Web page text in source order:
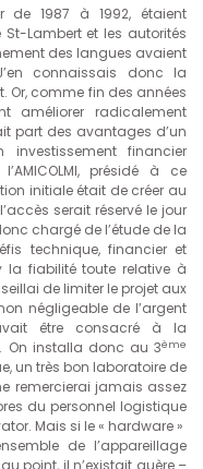
de 1987 à 1992, étaient
Lambert et les autorités
des langues avaient
connaissais donc la
Or, comme fin des années
améliorer radicalement
part des avantages d’un
financier
présidé à ce
initiale était de créer au
serait réservé le jour
chargé de l’étude de la
technique, financier et
la fiabilité toute relative à
de limiter le projet aux
négligeable de l’argent
être consacré à la
On installa donc au 3ème
un très bon laboratoire de
remercierai jamais assez
du personnel logistique
Mais si le « hardware »
de l’appareillage